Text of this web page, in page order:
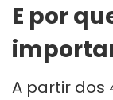
E por
A partir dos